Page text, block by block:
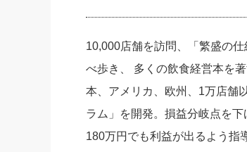
10,000店舗を訪問、「繁盛の
べ歩き、 多くの飲食経営本を
本、アメリカ、欧州、1万店舗
ラム」を開発。損益分岐点を
180万円でも利益が出るよう指